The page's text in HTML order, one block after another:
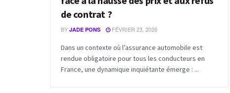
de contrat ?
BY JADE PONS FÉVRIER 23, 2026
Dans un contexte où l’assurance automobile est
rendue obligatoire pour tous les conducteurs en
France, une dynamique inquiétante émerge : ...